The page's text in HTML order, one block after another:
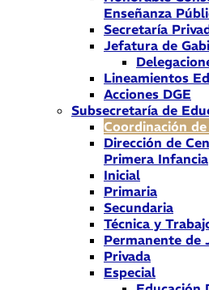
Enseñanza
Secretaría
Jefatura de
Lineamientos
Acciones DGE
Subsecretaría de
Coordinación
Dirección de
Primera Infancia
Inicial
Primaria
Secundaria
Técnica y
Permanente de
Privada
Especial